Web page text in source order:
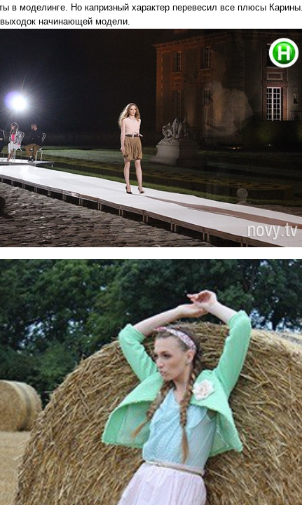
в моделинге. Но капризный характер перевесил все плюсы
начинающей модели.